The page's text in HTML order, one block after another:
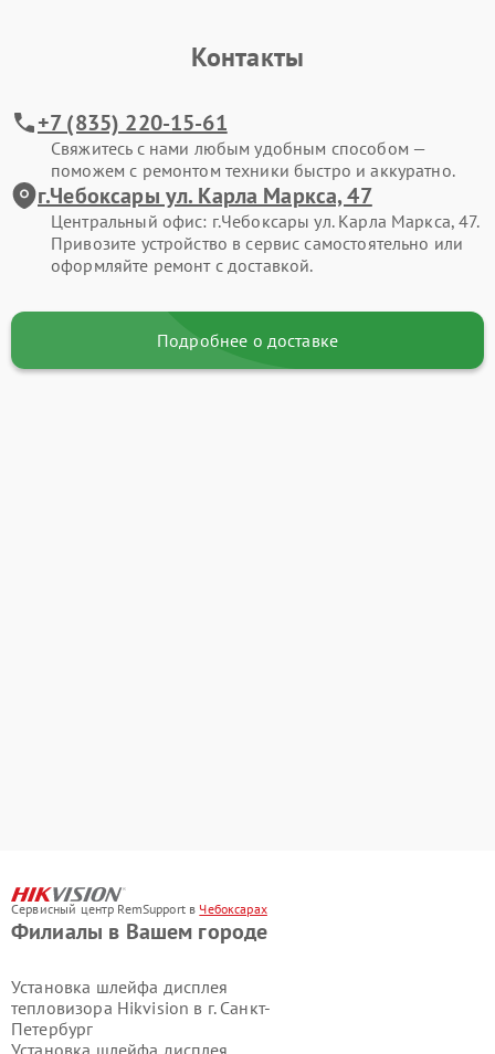
Контакты
+7 (835) 220-15-61
Свяжитесь с нами любым удобным способом —
поможем с ремонтом техники быстро и аккуратно.
г.Чебоксары ул. Карла Маркса, 47
Центральный офис: г.Чебоксары ул. Карла Маркса, 47.
Привозите устройство в сервис самостоятельно или
оформляйте ремонт с доставкой.
Подробнее о доставке
Сервисный центр RemSupport в Чебоксарах
Филиалы в Вашем городе
Установка шлейфа дисплея
тепловизора Hikvision в г. Санкт-
Петербург